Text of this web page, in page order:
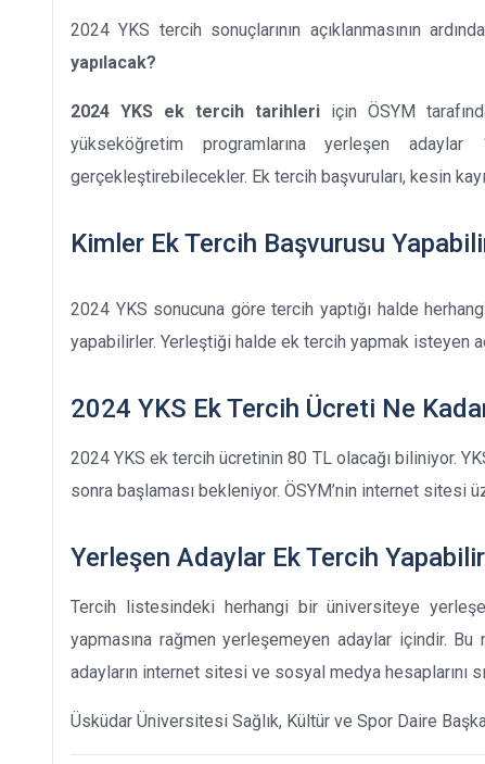
2024 YKS tercih sonuçlarının açıklanmasının
yapılacak?
2024 YKS ek tercih tarihleri için ÖSYM
yükseköğretim programlarına yerleşen
gerçekleştirebilecekler. Ek tercih başvuruları, kesin
Kimler Ek Tercih Başvurusu
2024 YKS sonucuna göre tercih yaptığı halde
yapabilirler. Yerleştiği halde ek tercih yapmak isteyen
2024 YKS Ek Tercih Ücreti Ne
2024 YKS ek tercih ücretinin 80 TL olacağı biliniyor.
sonra başlaması bekleniyor. ÖSYM’nin internet sitesi
Yerleşen Adaylar Ek Tercih
Tercih listesindeki herhangi bir üniversiteye
yapmasına rağmen yerleşemeyen adaylar içindir.
adayların internet sitesi ve sosyal medya hesaplarını
Üsküdar Üniversitesi Sağlık, Kültür ve Spor Daire